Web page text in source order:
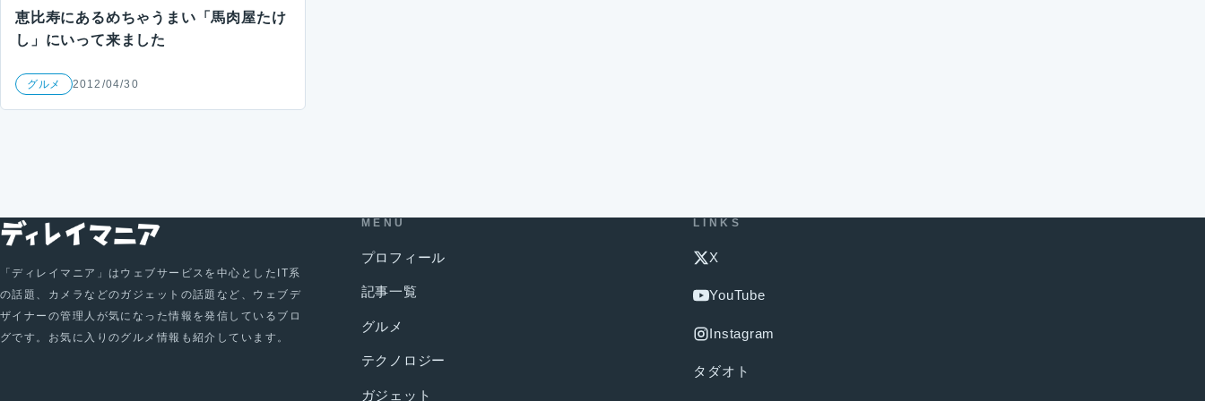
恵比寿にあるめちゃうまい「馬肉屋たけ
し」にいって来ました
グルメ 2012/04/30
「ディレイマニア」はウェブサービスを中心としたIT系
の話題、カメラなどのガジェットの話題など、ウェブデ
ザイナーの管理人が気になった情報を発信しているブロ
グです。お気に入りのグルメ情報も紹介しています。
MENU
プロフィール
記事一覧
グルメ
テクノロジー
ガジェット
LINKS
X
YouTube
Instagram
タダオト